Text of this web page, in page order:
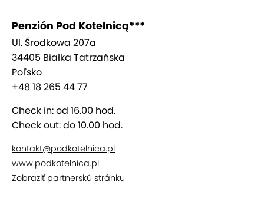
Penzión Pod Kotelnicą***
Ul. Środkowa 207a
34405 Białka Tatrzańska
Poľsko
+48 18 265 44 77
Check in: od 16.00 hod.
Check out: do 10.00 hod.
kontakt@podkotelnica.pl
www.podkotelnica.pl
Zobraziť partnerskú stránku